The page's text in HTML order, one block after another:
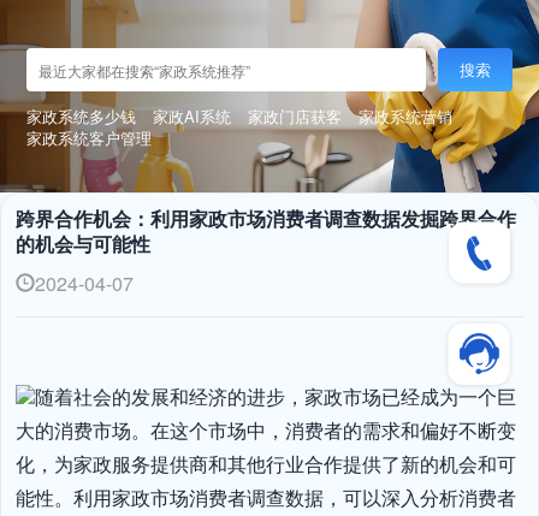
搜索
家政系统多少钱 家政AI系统 家政门店获客
家政系统营销
家政系统客户管理
跨界合作机会：利用家政市场消费者调查数据发掘跨界合作
的机会与可能性
2024-04-07
随着社会的发展和经济的进步，家政市场已经成为一个巨
大的消费市场。在这个市场中，消费者的需求和偏好不断变
化，为家政服务提供商和其他行业合作提供了新的机会和可
能性。利用家政市场消费者调查数据，可以深入分析消费者